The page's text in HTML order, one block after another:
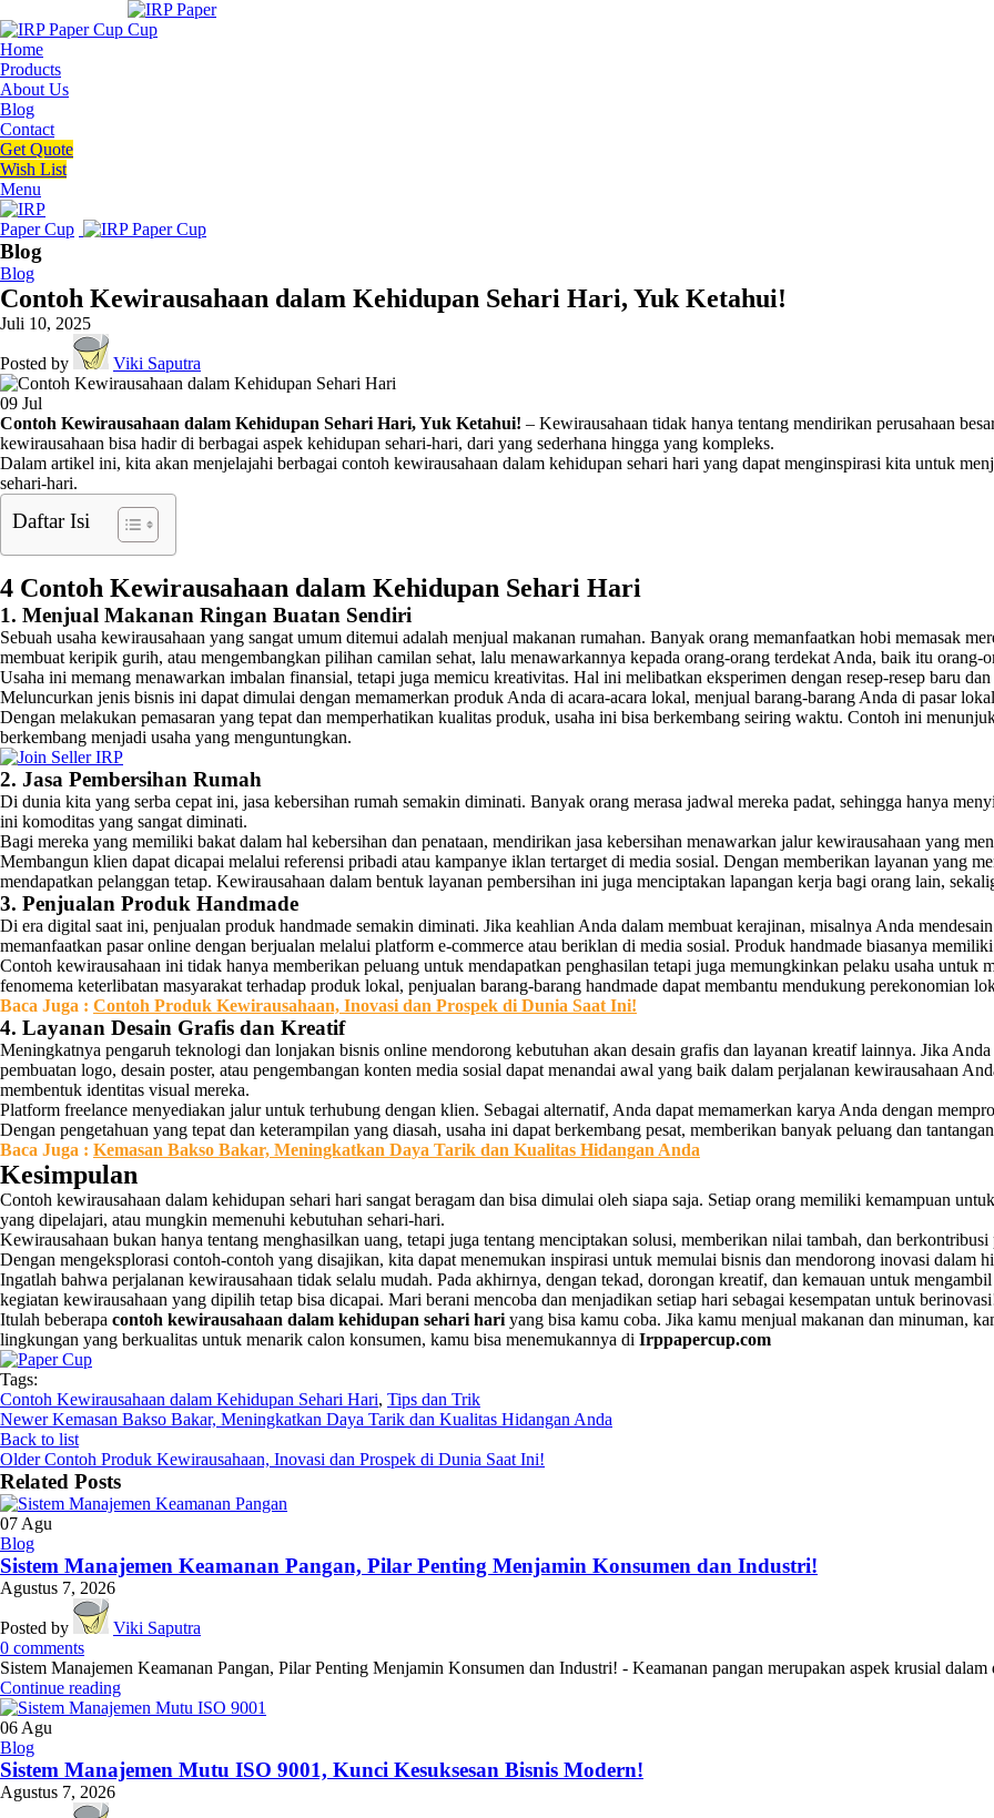
Home
Products
About Us
Blog
Contact
Get Quote
Wish List
Menu
Blog
Blog
Contoh Kewirausahaan dalam Kehidupan Sehari Hari, Yuk Ketahui!
Juli 10, 2025
Posted by Viki Saputra
09 Jul
Contoh Kewirausahaan dalam Kehidupan Sehari Hari, Yuk Ketahui! – Kewirausahaan tidak hanya tentang mendirikan perusahaan
kewirausahaan bisa hadir di berbagai aspek kehidupan sehari-hari, dari yang sederhana hingga yang kompleks.
Dalam artikel ini, kita akan menjelajahi berbagai contoh kewirausahaan dalam kehidupan sehari hari yang dapat menginspirasi kita untuk
sehari-hari.
Daftar Isi
4 Contoh Kewirausahaan dalam Kehidupan Sehari Hari
1. Menjual Makanan Ringan Buatan Sendiri
Sebuah usaha kewirausahaan yang sangat umum ditemui adalah menjual makanan rumahan. Banyak orang memanfaatkan hobi memasak
membuat keripik gurih, atau mengembangkan pilihan camilan sehat, lalu menawarkannya kepada orang-orang terdekat Anda, baik itu orang-
Usaha ini memang menawarkan imbalan finansial, tetapi juga memicu kreativitas. Hal ini melibatkan eksperimen dengan resep-resep baru
Meluncurkan jenis bisnis ini dapat dimulai dengan memamerkan produk Anda di acara-acara lokal, menjual barang-barang Anda di pasar
Dengan melakukan pemasaran yang tepat dan memperhatikan kualitas produk, usaha ini bisa berkembang seiring waktu. Contoh ini
berkembang menjadi usaha yang menguntungkan.
2. Jasa Pembersihan Rumah
Di dunia kita yang serba cepat ini, jasa kebersihan rumah semakin diminati. Banyak orang merasa jadwal mereka padat, sehingga hanya
ini komoditas yang sangat diminati.
Bagi mereka yang memiliki bakat dalam hal kebersihan dan penataan, mendirikan jasa kebersihan menawarkan jalur kewirausahaan yang
Membangun klien dapat dicapai melalui referensi pribadi atau kampanye iklan tertarget di media sosial. Dengan memberikan layanan yang
mendapatkan pelanggan tetap. Kewirausahaan dalam bentuk layanan pembersihan ini juga menciptakan lapangan kerja bagi orang lain,
3. Penjualan Produk Handmade
Di era digital saat ini, penjualan produk handmade semakin diminati. Jika keahlian Anda dalam membuat kerajinan, misalnya Anda
memanfaatkan pasar online dengan berjualan melalui platform e-commerce atau beriklan di media sosial. Produk handmade biasanya
Contoh kewirausahaan ini tidak hanya memberikan peluang untuk mendapatkan penghasilan tetapi juga memungkinkan pelaku usaha untuk
fenomema keterlibatan masyarakat terhadap produk lokal, penjualan barang-barang handmade dapat membantu mendukung perekonomian
Baca Juga : Contoh Produk Kewirausahaan, Inovasi dan Prospek di Dunia Saat Ini!
4. Layanan Desain Grafis dan Kreatif
Meningkatnya pengaruh teknologi dan lonjakan bisnis online mendorong kebutuhan akan desain grafis dan layanan kreatif lainnya. Jika
pembuatan logo, desain poster, atau pengembangan konten media sosial dapat menandai awal yang baik dalam perjalanan kewirausahaan
membentuk identitas visual mereka.
Platform freelance menyediakan jalur untuk terhubung dengan klien. Sebagai alternatif, Anda dapat memamerkan karya Anda dengan
Dengan pengetahuan yang tepat dan keterampilan yang diasah, usaha ini dapat berkembang pesat, memberikan banyak peluang dan
Baca Juga : Kemasan Bakso Bakar, Meningkatkan Daya Tarik dan Kualitas Hidangan Anda
Kesimpulan
Contoh kewirausahaan dalam kehidupan sehari hari sangat beragam dan bisa dimulai oleh siapa saja. Setiap orang memiliki kemampuan
yang dipelajari, atau mungkin memenuhi kebutuhan sehari-hari.
Kewirausahaan bukan hanya tentang menghasilkan uang, tetapi juga tentang menciptakan solusi, memberikan nilai tambah, dan berkontribusi
Dengan mengeksplorasi contoh-contoh yang disajikan, kita dapat menemukan inspirasi untuk memulai bisnis dan mendorong inovasi dalam
Ingatlah bahwa perjalanan kewirausahaan tidak selalu mudah. Pada akhirnya, dengan tekad, dorongan kreatif, dan kemauan untuk
kegiatan kewirausahaan yang dipilih tetap bisa dicapai. Mari berani mencoba dan menjadikan setiap hari sebagai kesempatan untuk
Itulah beberapa contoh kewirausahaan dalam kehidupan sehari hari yang bisa kamu coba. Jika kamu menjual makanan dan minuman,
lingkungan yang berkualitas untuk menarik calon konsumen, kamu bisa menemukannya di Irppapercup.com
Tags:
Contoh Kewirausahaan dalam Kehidupan Sehari Hari, Tips dan Trik
Newer Kemasan Bakso Bakar, Meningkatkan Daya Tarik dan Kualitas Hidangan Anda
Back to list
Older Contoh Produk Kewirausahaan, Inovasi dan Prospek di Dunia Saat Ini!
Related Posts
07 Agu
Blog
Sistem Manajemen Keamanan Pangan, Pilar Penting Menjamin Konsumen dan Industri!
Agustus 7, 2026
Posted by
Viki Saputra
0 comments
Sistem Manajemen Keamanan Pangan, Pilar Penting Menjamin Konsumen dan Industri! - Keamanan pangan merupakan aspek krusial dalam
Continue reading
06 Agu
Blog
Sistem Manajemen Mutu ISO 9001, Kunci Kesuksesan Bisnis Modern!
Agustus 7, 2026